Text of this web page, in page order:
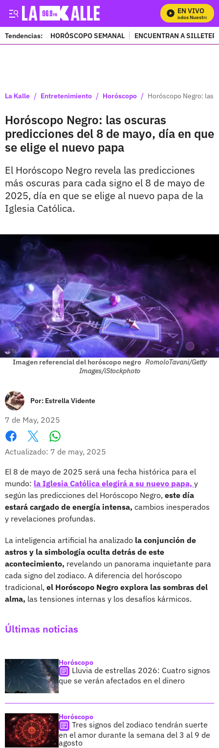
EN VIVO
Mira Todos Nuestros
Tendencias: HORÓSCOPO SEMANAL ENCUENTRAN A
La Kalle / Entretenimiento / Horóscopo / Horóscopo Negro: las
Horóscopo Negro: las oscuras
predicciones del 8 de mayo, día en que
se elige el nuevo papa
El Horóscopo Negro revela las predicciones
más oscuras para cada signo el 8 de mayo de
2025, día en que se elige al nuevo papa de la
Iglesia Católica.
Imagen referencial del horóscopo negro RomoloTavani/Getty
Images/iStockphoto
Por: Estrella Vidente
7 de May, 2025
Facebook
X
Actualizado: 7 de may, 2025
El 8 de mayo de 2025 será una fecha histórica para el
mundo: la Iglesia Católica elegirá a su nuevo papa, y
según las predicciones del Horóscopo Negro, este día
estará cargado de energía intensa, cambios inesperados
y revelaciones profundas.
La inteligencia artificial ha analizado la conjunción de
astros y la simbología oculta detrás de este
acontecimiento, revelando un panorama inquietante para
cada signo del zodiaco. A diferencia del horóscopo
tradicional, el Horóscopo Negro explora las sombras del
alma, las tensiones internas y los desafíos kármicos.
Últimas noticias
Horóscopo
Lluvia de estrellas 2026: Cuatro signos
que se verán afectados en el dinero
Horóscopo
Tres signos del zodiaco tendrán suerte
en el amor durante la semana del 3 al 9 de
agosto